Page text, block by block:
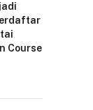
Course